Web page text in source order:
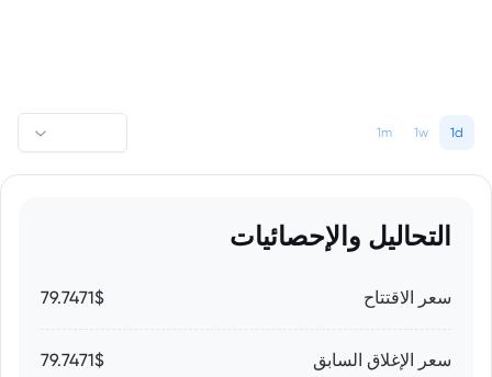
1d
1w
1m
التحاليل والإحصائيات
سعر الاقتتاح 79.7471$
سعر الإغلاق السابق 79.7471$